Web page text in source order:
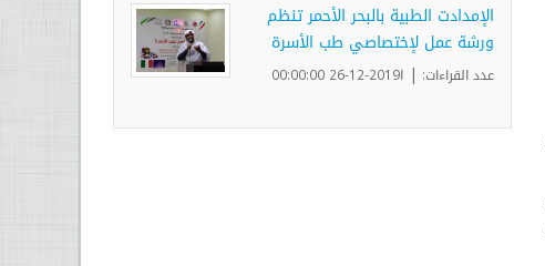
الإمدادت الطبية بالبحر الأحمر تنظم
ورشة عمل لإختصاصي طب الأسرة
عدد القراءات: | ا2019-12-26 00:00:00